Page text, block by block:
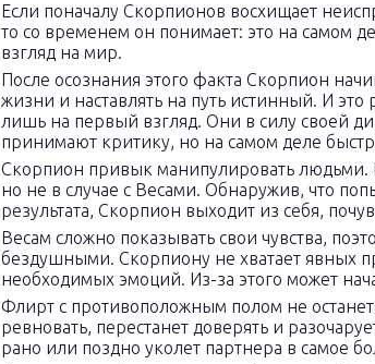
Если поначалу Скорпионов восхищает
то со временем он понимает: это на самом
взгляд на мир.
После осознания этого факта Скорпион
жизни и наставлять на путь истинный. И
лишь на первый взгляд. Они в силу своей
принимают критику, но на самом деле
Скорпион привык манипулировать людьми.
но не в случае с Весами. Обнаружив, что
результата, Скорпион выходит из себя,
Весам сложно показывать свои чувства,
бездушными. Скорпиону не хватает явных
необходимых эмоций. Из-за этого может
Флирт с противоположным полом не
ревновать, перестанет доверять и
рано или поздно уколет партнера в самое